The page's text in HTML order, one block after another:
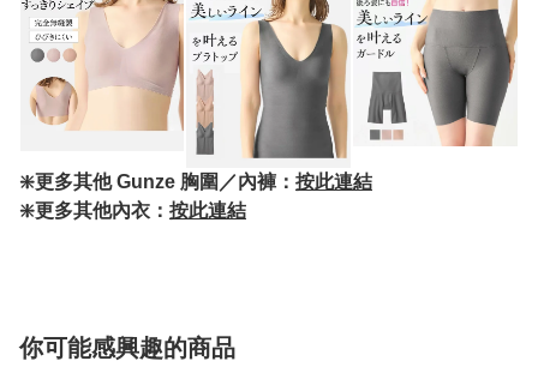
❇️更多其他 Gunze 胸圍／內褲： 按此連結
❇️更多其他內衣： 按此連結
你可能感興趣的商品